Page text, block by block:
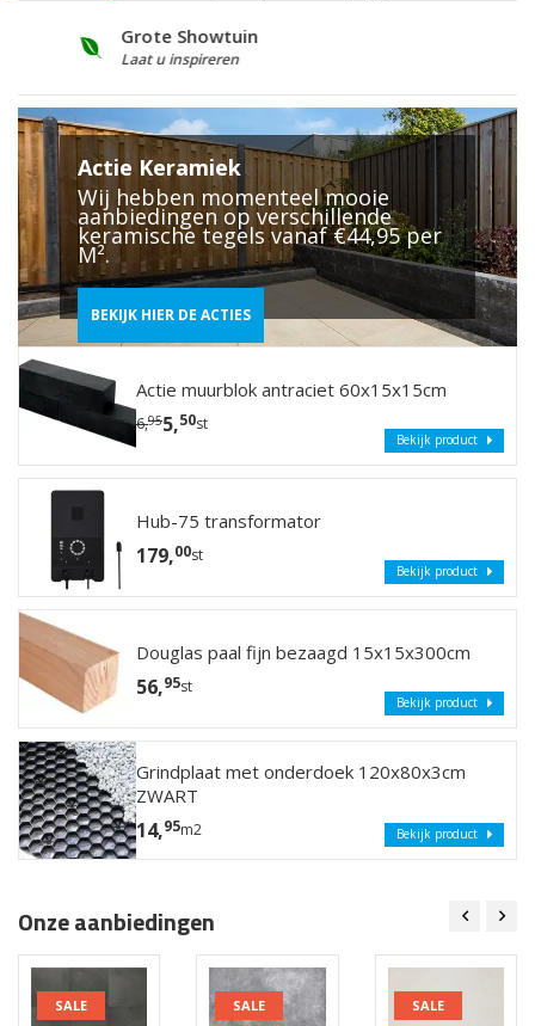
Grote Showtuin
Laat u inspireren
Actie Keramiek
Wij hebben momenteel mooie
aanbiedingen op verschillende
keramische tegels vanaf €44,95 per
M².
BEKIJK HIER DE ACTIES
Actie muurblok antraciet 60x15x15cm
6,955,50st
Bekijk product
Hub-75 transformator
179,00st
Bekijk product
Douglas paal fijn bezaagd 15x15x300cm
56,95st
Bekijk product
Grindplaat met onderdoek 120x80x3cm
ZWART
14,95m2 Bekijk product
Onze aanbiedingen
SALE SALE SALE